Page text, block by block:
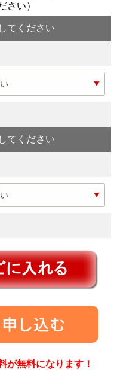
さい）
てください
てください
が無料になります！